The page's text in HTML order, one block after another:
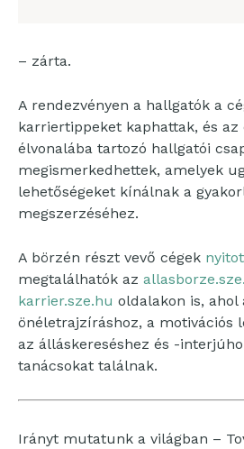
– zárta.
A rendezvényen a hallgatók a
karriertippeket kaphattak, és az
élvonalába tartozó hallgatói
megismerkedhettek, amelyek
lehetőségeket kínálnak a
megszerzéséhez.
A börzén részt vevő cégek
megtalálhatók az
karrier.sze.hu oldalakon is,
önéletrajzíráshoz, a motivációs
az álláskereséshez és -
tanácsokat találnak.
Irányt mutatunk a világban –